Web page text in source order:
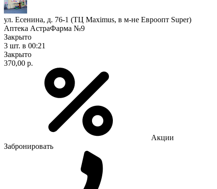
ул. Есенина, д. 76-1 (ТЦ Maximus, в м-не Евроопт Super)
Аптека АстраФарма №9
Закрыто
3 шт. в 00:21
Закрыто
370,00 р.
Акции
Забронировать